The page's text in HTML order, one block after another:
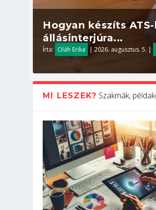
Hogyan készíts
állásinterjúra...
Írta: Oláh Erika |2026. augusztus. 5. |
MI LESZEK? Szakmák,